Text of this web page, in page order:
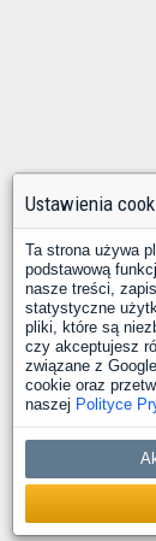
Ustawienia
Ta strona używa
podstawową
nasze treści,
statystyczne
pliki, które są
czy akceptujesz
związane z
cookie oraz
naszej Polityce